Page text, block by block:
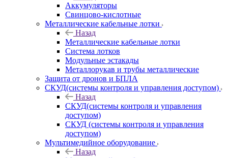
Аккумуляторы
Свинцово-кислотные
Металлические кабельные лотки
Назад
Металлические кабельные лотки
Система лотков
Модульные эстакады
Металлорукав и трубы металлические
Защита от дронов и БПЛА
СКУД(системы контроля и управления доступом)
Назад
СКУД(системы контроля и управления
доступом)
СКУД (системы контроля и управления
доступом)
Мультимедийное оборудование
Назад